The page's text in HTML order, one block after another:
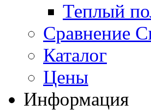
Теплый
Сравнение
Каталог
Цены
Информация